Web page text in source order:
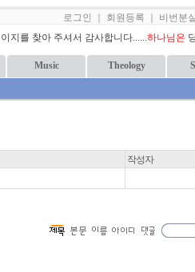
로그인 회원등록
비번분실
지를 찾아 주셔서 감사합니다......하나님은
Music Theology
작성자